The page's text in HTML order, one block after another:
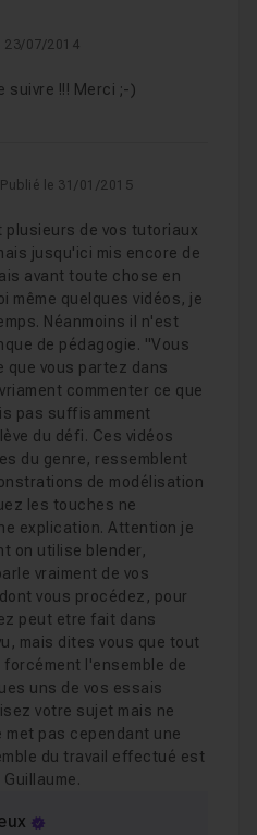
23/07/2014
suivre !!! Merci ;-)
Publié le 31/01/2015
de vos tutoriaux
jusqu'ici mis encore de
avant toute chose en
même quelques vidéos, je
Néanmoins il n'est
de pédagogie. "Vous
que vous partez dans
commenter ce que
pas suffisamment
du défi. Ces vidéos
du genre, ressemblent
de modélisation
les touches ne
explication. Attention je
on utilise blender,
vraiment de vos
vous procédez, pour
peut etre fait dans
mais dites vous que tout
forcément l'ensemble de
uns de vos essais
votre sujet mais ne
met pas cependant une
du travail effectué est